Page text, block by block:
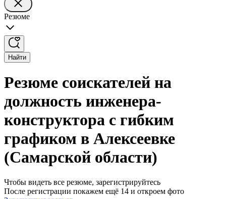
Резюме
Найти
Резюме соискателей на
должность инженера-
конструктора с гибким
графиком в Алексеевке
(Самарской области)
Чтобы видеть все резюме, зарегистрируйтесь
После регистрации покажем ещё 14 и откроем фото